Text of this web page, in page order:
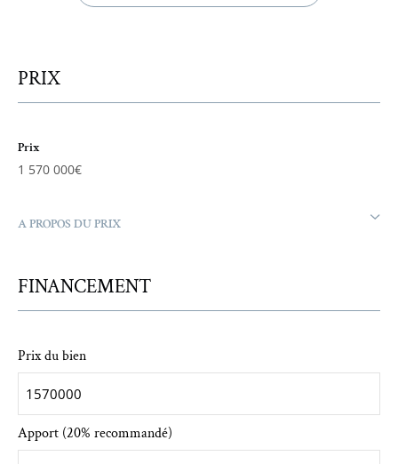
PRIX
Prix
1 570 000€
A PROPOS DU PRIX
FINANCEMENT
Prix du bien
Apport (20% recommandé)